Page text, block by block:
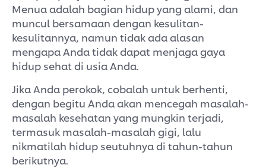
Menua adalah bagian hidup yang alami, dan
muncul bersamaan dengan kesulitan-
kesulitannya, namun tidak ada alasan
mengapa Anda tidak dapat menjaga gaya
hidup sehat di usia Anda.
Jika Anda perokok, cobalah untuk berhenti,
dengan begitu Anda akan mencegah masalah-
masalah kesehatan yang mungkin terjadi,
termasuk masalah-masalah gigi, lalu
nikmatilah hidup seutuhnya di tahun-tahun
berikutnya.